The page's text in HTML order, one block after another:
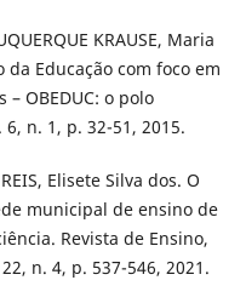
KRAUSE, Maria
Educação com foco em
OBEDUC: o polo
6, n. 1, p. 32-51, 2015.
Elisete Silva dos. O
municipal de ensino de
Revista de Ensino,
n. 4, p. 537-546, 2021.